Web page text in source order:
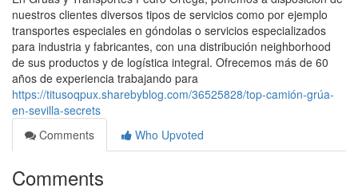
nuestros clientes diversos tipos de servicios como por ejemplo
transportes especiales en góndolas o servicios especializados
para industria y fabricantes, con una distribución neighborhood
de sus productos y de logística integral. Ofrecemos más de 60
años de experiencia trabajando para
https://titusoqpux.sharebyblog.com/36525828/top-camión-grúa-
en-sevilla-secrets
Comments
Who Upvoted
Comments